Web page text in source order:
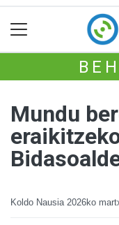
Mundu
Koldo Nausia 2026ko